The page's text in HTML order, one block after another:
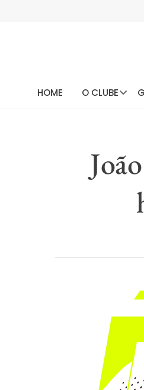
HOME O CLUBE